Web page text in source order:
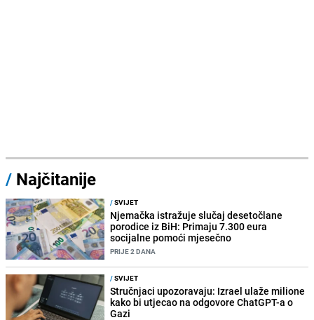
/ Najčitanije
/SVIJET
Njemačka istražuje slučaj desetočlane
porodice iz BiH: Primaju 7.300 eura
socijalne pomoći mjesečno
PRIJE 2 DANA
/SVIJET
Stručnjaci upozoravaju: Izrael ulaže milione
kako bi utjecao na odgovore ChatGPT-a o
Gazi